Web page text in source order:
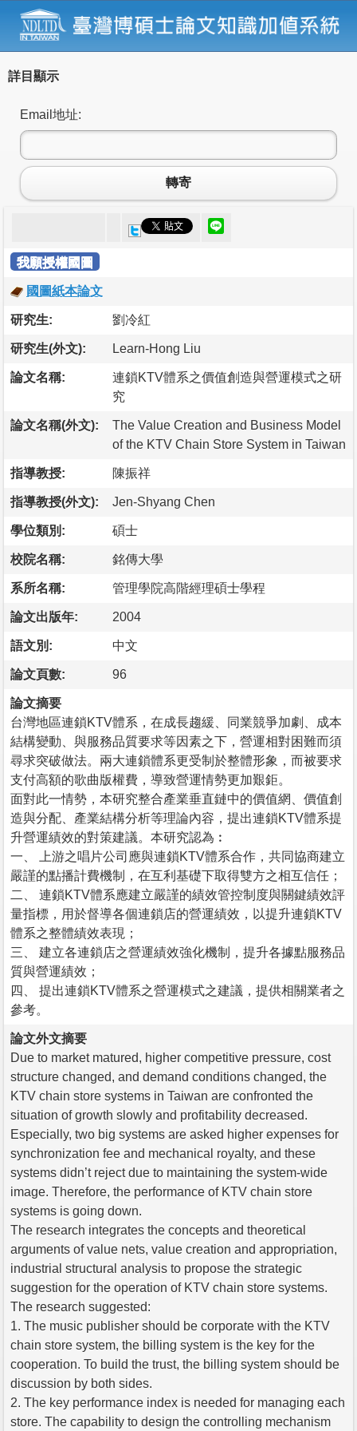
詳目顯示
Email地址:
轉寄
我願授權國圖
國圖紙本論文
研究生: 劉冷紅
研究生(外文): Learn-Hong Liu
論文名稱:
連鎖KTV體系之價值創造與營運模式之研
究
論文名稱(外文):
The Value Creation and Business Model
of the KTV Chain Store System in Taiwan
指導教授: 陳振祥
指導教授(外文): Jen-Shyang Chen
學位類別: 碩士
校院名稱: 銘傳大學
系所名稱: 管理學院高階經理碩士學程
論文出版年: 2004
語文別: 中文
論文頁數: 96
論文摘要
台灣地區連鎖KTV體系，在成長趨緩、同業競爭加劇、成本
結構變動、與服務品質要求等因素之下，營運相對困難而須
尋求突破做法。兩大連鎖體系更受制於整體形象，而被要求
支付高額的歌曲版權費，導致營運情勢更加艱鉅。
面對此一情勢，本研究整合產業垂直鏈中的價值網、價值創
造與分配、產業結構分析等理論內容，提出連鎖KTV體系提
升營運績效的對策建議。本研究認為︰
一、 上游之唱片公司應與連鎖KTV體系合作，共同協商建立
嚴謹的點播計費機制，在互利基礎下取得雙方之相互信任；
二、 連鎖KTV體系應建立嚴謹的績效管控制度與關鍵績效評
量指標，用於督導各個連鎖店的營運績效，以提升連鎖KTV
體系之整體績效表現；
三、 建立各連鎖店之營運績效強化機制，提升各據點服務品
質與營運績效；
四、 提出連鎖KTV體系之營運模式之建議，提供相關業者之
參考。
論文外文摘要
Due to market matured, higher competitive pressure, cost
structure changed, and demand conditions changed, the
KTV chain store systems in Taiwan are confronted the
situation of growth slowly and profitability decreased.
Especially, two big systems are asked higher expenses for
synchronization fee and mechanical royalty, and these
systems didn’t reject due to maintaining the system-wide
image. Therefore, the performance of KTV chain store
systems is going down.
The research integrates the concepts and theoretical
arguments of value nets, value creation and appropriation,
industrial structural analysis to propose the strategic
suggestion for the operation of KTV chain store systems.
The research suggested:
1. The music publisher should be corporate with the KTV
chain store system, the billing system is the key for the
cooperation. To build the trust, the billing system should be
discussion by both sides.
2. The key performance index is needed for managing each
store. The capability to design the controlling mechanism